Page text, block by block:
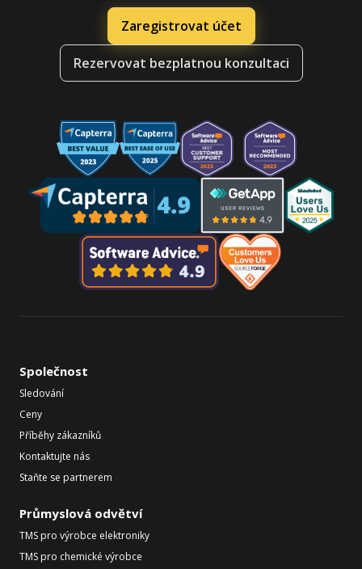
Zaregistrovat účet
Rezervovat bezplatnou konzultaci
Společnost
Sledování
Ceny
Příběhy zákazníků
Kontaktujte nás
Staňte se partnerem
Průmyslová odvětví
TMS pro výrobce elektroniky
TMS pro chemické výrobce